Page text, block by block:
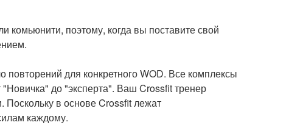
комьюнити, поэтому, когда вы поставите свой
повторений для конкретного WOD. Все комплексы
до "эксперта". Ваш Crossfit тренер
в основе Crossfit лежат
каждому.